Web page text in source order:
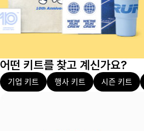
어떤 키트를 찾고 계신가요?
기업 키트 행사 키트 시즌 키트